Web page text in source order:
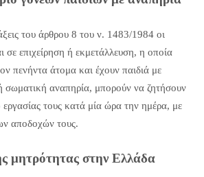
του άρθρου 8 του ν. 1483/1984 οι
σε επιχείρηση ή εκμετάλλευση, η οποία
πενήντα άτομα και έχουν παιδιά με
σωματική αναπηρία, μπορούν να ζητήσουν
εργασίας τους κατά μία ώρα την ημέρα, με
αποδοχών τους.
μητρότητας στην Ελλάδα